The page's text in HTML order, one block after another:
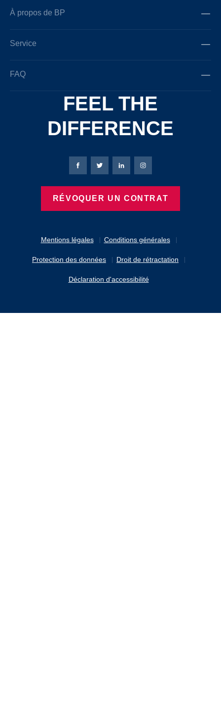
À propos de BP
Service
FAQ
FEEL THE
DIFFERENCE
Mentions légales Conditions générales
Protection des données Droit de rétractation
Déclaration d'accessibilité
Page Facebook de Bierbaum-Proenen
Page X de Bierbaum-Proenen
Page LinkedIn de
Page Instagram de
RÉVOQUER UN CONTRAT